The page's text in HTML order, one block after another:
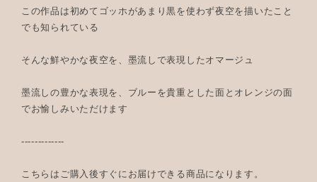
この作品は初めてゴッホがあまり黒を使わず夜空を描いたこと
でも知られている
そんな鮮やかな夜空を、墨流しで表現したオマージュ
墨流しの豊かな表現を、ブルーを貴重とした面とオレンジの面
でお愉しみいただけます
-------------
こちらはご購入後すぐにお届けできる商品になります。